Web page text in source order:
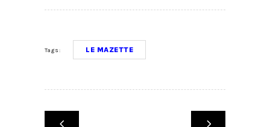
Tags: LE MAZETTE